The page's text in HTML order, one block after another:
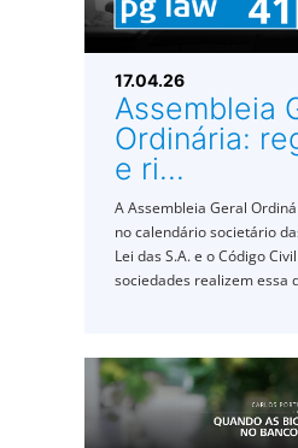
17.04.26
Assembleia
Ordinária:
e ri...
A Assembleia Geral
no calendário societário
Lei das S.A. e o Código
sociedades realizem essa